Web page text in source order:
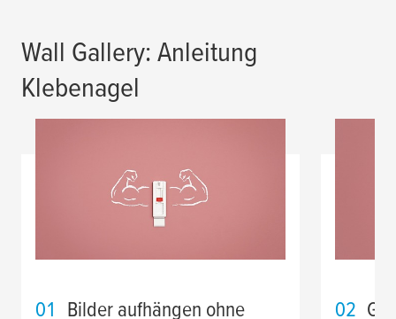
Wall Gallery: Anleitung
Klebenagel
01 Bilder aufhängen ohne 02